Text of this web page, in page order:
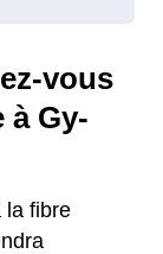
vous
à Gy-
la fibre